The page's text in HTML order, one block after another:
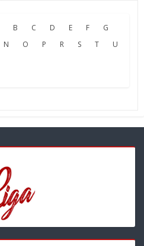
B C D E F
G
N O P R S T
U